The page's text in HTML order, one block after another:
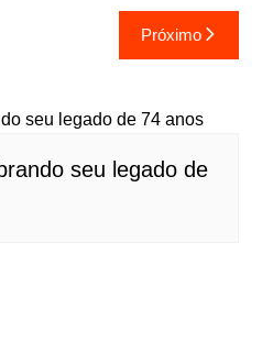
Próximo
seu legado de